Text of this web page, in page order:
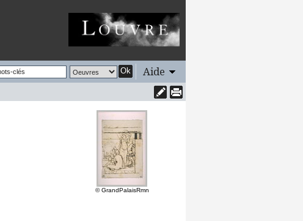
Ok Aide
© GrandPalaisRmn